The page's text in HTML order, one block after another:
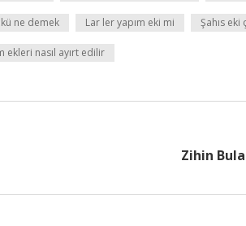
ne demek Lar ler yapım eki mi Şahıs eki
ekleri nasıl ayırt edilir
Zihin